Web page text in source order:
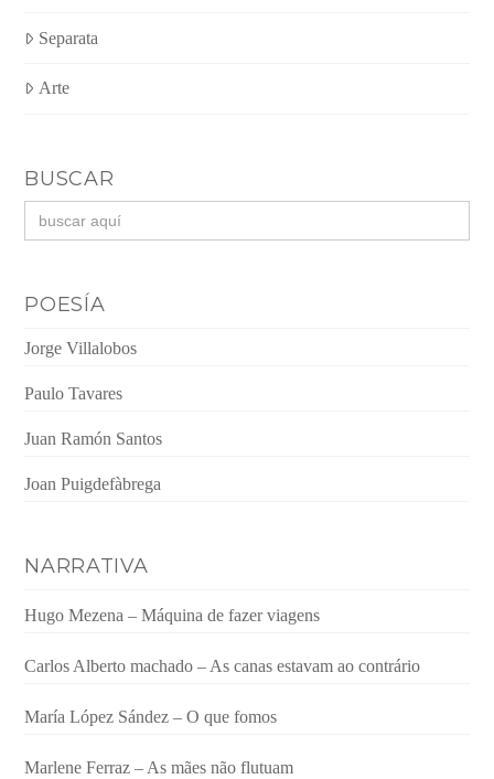
Separata
Arte
BUSCAR
Buscar:
POESÍA
Jorge Villalobos
Paulo Tavares
Juan Ramón Santos
Joan Puigdefàbrega
NARRATIVA
Hugo Mezena – Máquina de fazer viagens
Carlos Alberto machado – As canas estavam ao contrário
María López Sández – O que fomos
Marlene Ferraz – As mães não flutuam